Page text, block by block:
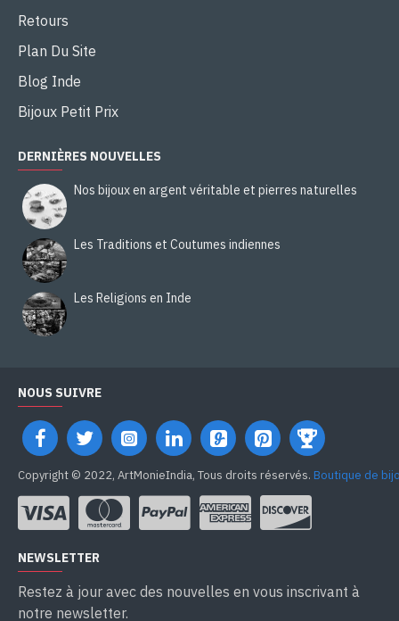
Retours
Plan Du Site
Blog Inde
Bijoux Petit Prix
DERNIÈRES NOUVELLES
Nos bijoux en argent véritable et pierres naturelles
Les Traditions et Coutumes indiennes
Les Religions en Inde
NOUS SUIVRE
Copyright © 2022, ArtMonieIndia, Tous droits réservés. Boutique de
NEWSLETTER
Restez à jour avec des nouvelles en vous inscrivant à
notre newsletter.